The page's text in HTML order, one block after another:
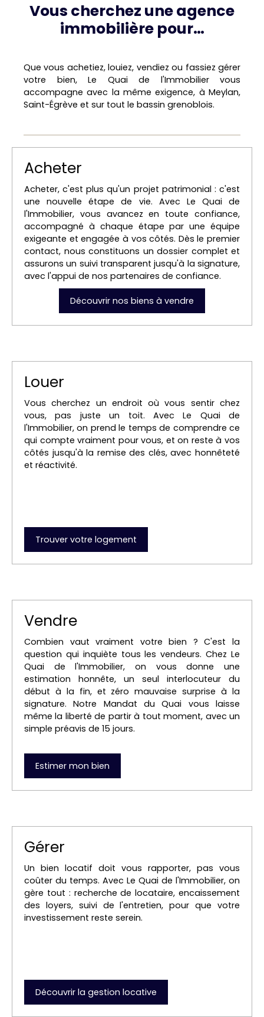
Vous cherchez une agence
immobilière pour…
Que vous achetiez, louiez, vendiez ou fassiez gérer
votre bien, Le Quai de l'Immobilier vous
accompagne avec la même exigence, à Meylan,
Saint-Égrève et sur tout le bassin grenoblois.
Acheter
Acheter, c'est plus qu'un projet patrimonial : c'est
une nouvelle étape de vie. Avec Le Quai de
l'Immobilier, vous avancez en toute confiance,
accompagné à chaque étape par une équipe
exigeante et engagée à vos côtés. Dès le premier
contact, nous constituons un dossier complet et
assurons un suivi transparent jusqu'à la signature,
avec l'appui de nos partenaires de confiance.
Découvrir nos biens à vendre
Louer
Vous cherchez un endroit où vous sentir chez
vous, pas juste un toit. Avec Le Quai de
l'Immobilier, on prend le temps de comprendre ce
qui compte vraiment pour vous, et on reste à vos
côtés jusqu'à la remise des clés, avec honnêteté
et réactivité.
Trouver votre logement
Vendre
Combien vaut vraiment votre bien ? C'est la
question qui inquiète tous les vendeurs. Chez Le
Quai de l'Immobilier, on vous donne une
estimation honnête, un seul interlocuteur du
début à la fin, et zéro mauvaise surprise à la
signature. Notre Mandat du Quai vous laisse
même la liberté de partir à tout moment, avec un
simple préavis de 15 jours.
Estimer mon bien
Gérer
Un bien locatif doit vous rapporter, pas vous
coûter du temps. Avec Le Quai de l'Immobilier, on
gère tout : recherche de locataire, encaissement
des loyers, suivi de l'entretien, pour que votre
investissement reste serein.
Découvrir la gestion locative